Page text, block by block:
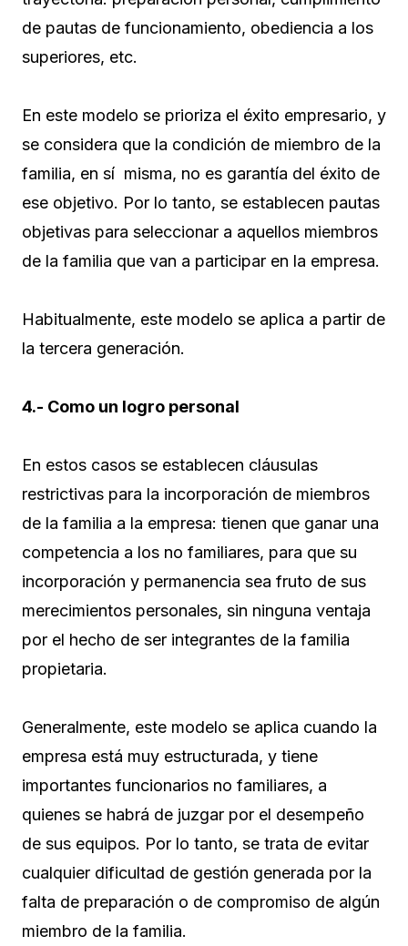
de pautas de funcionamiento, obediencia a los
superiores, etc.
En este modelo se prioriza el éxito empresario, y
se considera que la condición de miembro de la
familia, en sí misma, no es garantía del éxito de
ese objetivo. Por lo tanto, se establecen pautas
objetivas para seleccionar a aquellos miembros
de la familia que van a participar en la empresa.
Habitualmente, este modelo se aplica a partir de
la tercera generación.
4.- Como un logro personal
En estos casos se establecen cláusulas
restrictivas para la incorporación de miembros
de la familia a la empresa: tienen que ganar una
competencia a los no familiares, para que su
incorporación y permanencia sea fruto de sus
merecimientos personales, sin ninguna ventaja
por el hecho de ser integrantes de la familia
propietaria.
Generalmente, este modelo se aplica cuando la
empresa está muy estructurada, y tiene
importantes funcionarios no familiares, a
quienes se habrá de juzgar por el desempeño
de sus equipos. Por lo tanto, se trata de evitar
cualquier dificultad de gestión generada por la
falta de preparación o de compromiso de algún
miembro de la familia.